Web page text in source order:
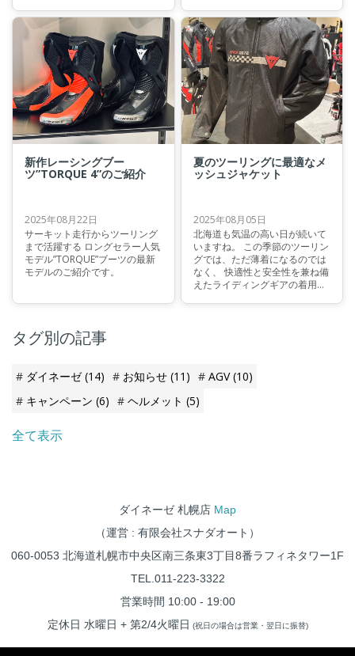
新作レーシングブー
ツ”TORQUE 4”のご紹介
2025年08月22日
サーキット走行からツーリング
まで活躍する ロングセラー人気
モデル”TORQUE”ブーツの最新
モデルのご紹介です。
夏のツーリングに最適なメ
ッシュジャケット
2025年08月05日
北海道も気温の高い日が続いて
いますね。 この季節のツーリン
グでは、ただ薄着になるのでは
なく、 快適性と安全性を兼ね備
えたライディングギアの着用を
タグ別の記事
ダイネーゼ(14) お知らせ (11) AGV(10)
キャンペーン (6) ヘルメット (5)
全て表示
ダイネーゼ 札幌店 Map
（運営 : 有限会社スナダオート）
060-0053 北海道札幌市中央区南三条東3丁目8番ラフィネタワー1F
TEL.011-223-3322
営業時間 10:00 - 19:00
定休日 水曜日 + 第2/4火曜日 (祝日の場合は営業・翌日に振替)